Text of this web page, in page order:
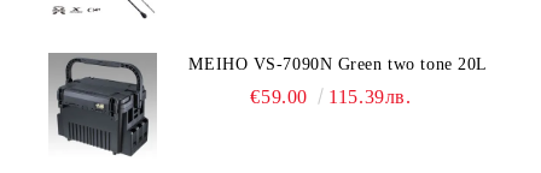
MEIHO VS-7090N Green two tone 20L
€59.00 115.39лв.